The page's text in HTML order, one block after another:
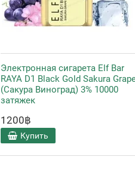
Электронная сигарета Elf Bar
RAYA D1 Black Gold Sakura
(Сакура Виноград) 3% 10000
затяжек
1200฿
Купить